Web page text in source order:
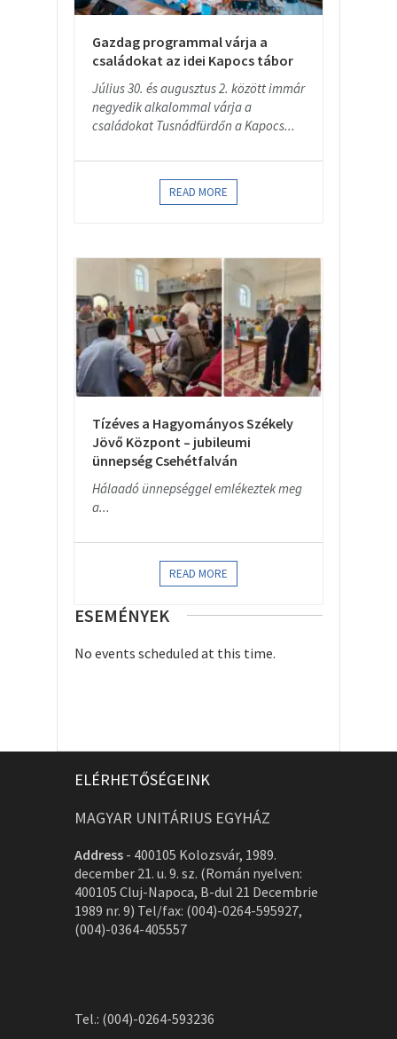
Gazdag programmal várja a
családokat az idei Kapocs tábor
Július 30. és augusztus 2. között immár
negyedik alkalommal várja a
családokat Tusnádfürdőn a Kapocs...
READ MORE
Tízéves a Hagyományos Székely
Jövő Központ – jubileumi
ünnepség Csehétfalván
Hálaadó ünnepséggel emlékeztek meg
a...
READ MORE
ESEMÉNYEK
No events scheduled at this time.
ELÉRHETŐSÉGEINK
MAGYAR UNITÁRIUS EGYHÁZ
Address - 400105 Kolozsvár, 1989.
december 21. u. 9. sz. (Román nyelven:
400105 Cluj-Napoca, B-dul 21 Decembrie
1989 nr. 9) Tel/fax: (004)-0264-595927,
(004)-0364-405557
Tel.: (004)-0264-593236